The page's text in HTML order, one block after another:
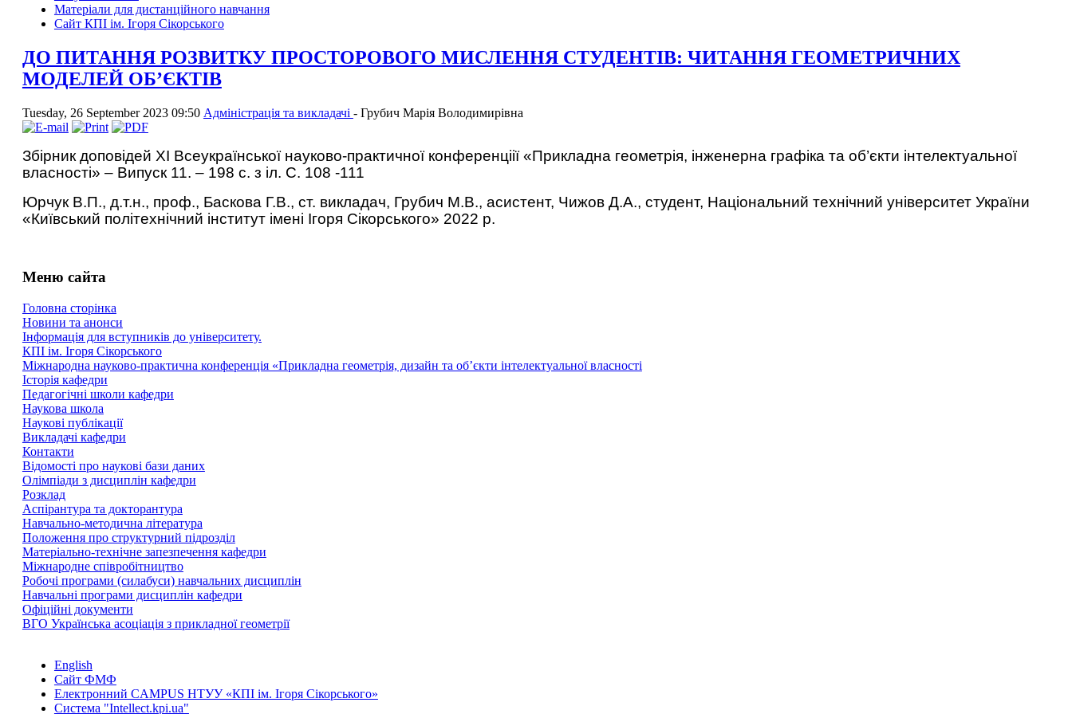
Матеріали для дистанційного навчання
Сайт КПІ ім. Ігоря Сікорського
ДО ПИТАННЯ РОЗВИТКУ ПРОСТОРОВОГО МИСЛЕННЯ СТУДЕНТІВ: ЧИТАННЯ ГЕОМЕТРИЧНИХ
МОДЕЛЕЙ ОБ’ЄКТІВ
Tuesday, 26 September 2023 09:50 Адміністрація та викладачі - Грубич Марія Володимирівна
Збірник доповідей ХІ Всеукраїнської науково-практичної конференціії «Прикладна геометрія, інженерна графіка та об’єкти інтелектуальної
власності» – Випуск 11. – 198 с. з іл. С. 108 -111
Юрчук В.П., д.т.н., проф., Баскова Г.В., ст. викладач, Грубич М.В., асистент, Чижов Д.А., студент, Національний технічний університет України
«Київський політехнічний інститут імені Ігоря Сікорського» 2022 р.
Меню сайта
Головна сторінка
Новини та анонси
Інформація для вступників до університету.
КПІ ім. Ігоря Сікорського
Міжнародна науково-практична конференція «Прикладна геометрія, дизайн та об’єкти інтелектуальної власності
Історія кафедри
Педагогічні школи кафедри
Наукова школа
Наукові публікації
Викладачі кафедри
Контакти
Відомості про наукові бази даних
Олімпіади з дисциплін кафедри
Розклад
Аспірантура та докторантура
Навчально-методична література
Положення про структурний підрозділ
Матеріально-технічне запезпечення кафедри
Міжнародне співробітництво
Робочі програми (силабуси) навчальних дисциплін
Навчальні програми дисциплін кафедри
Офіційні документи
ВГО Українська асоціація з прикладної геометрії
English
Сайт ФМФ
Електронний CAMPUS НТУУ «КПІ ім. Ігоря Сікорського»
Система "Intellect.kpi.ua"